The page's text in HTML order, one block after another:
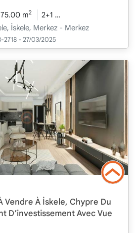
75.00 m2 2+1
İskele, Merkez - Merkez
2718 - 27/03/2025
Vendre À İskele, Chypre Du
D’investissement Avec Vue